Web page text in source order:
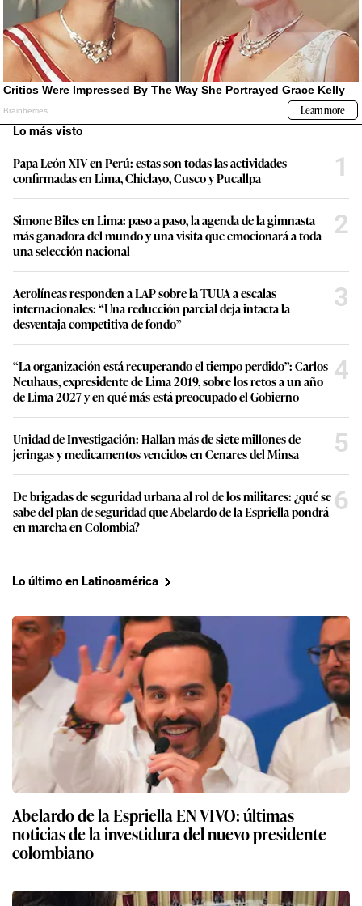
Lo más visto
Papa León XIV en Perú: estas son todas las actividades
confirmadas en Lima, Chiclayo, Cusco y Pucallpa
1
Simone Biles en Lima: paso a paso, la agenda de la gimnasta
más ganadora del mundo y una visita que emocionará a toda
una selección nacional
2
Aerolíneas responden a LAP sobre la TUUA a escalas
internacionales: “Una reducción parcial deja intacta la
desventaja competitiva de fondo”
3
“La organización está recuperando el tiempo perdido”: Carlos
Neuhaus, expresidente de Lima 2019, sobre los retos a un año
de Lima 2027 y en qué más está preocupado el Gobierno
4
Unidad de Investigación: Hallan más de siete millones de
jeringas y medicamentos vencidos en Cenares del Minsa
5
De brigadas de seguridad urbana al rol de los militares: ¿qué se
sabe del plan de seguridad que Abelardo de la Espriella pondrá
en marcha en Colombia?
6
Lo último en Latinoamérica
Abelardo de la Espriella EN VIVO: últimas
noticias de la investidura del nuevo presidente
colombiano